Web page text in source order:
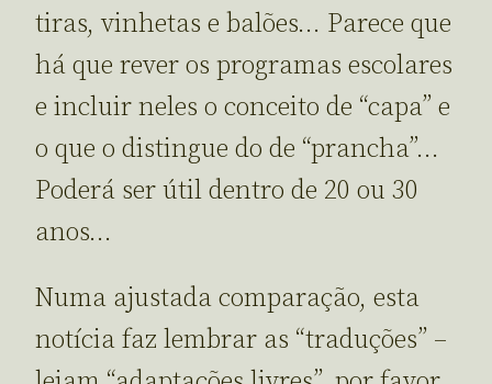
tiras, vinhetas e balões… Parece que
há que rever os programas escolares
e incluir neles o conceito de “capa” e
o que o distingue do de “prancha”…
Poderá ser útil dentro de 20 ou 30
anos…
Numa ajustada comparação, esta
notícia faz lembrar as “traduções” –